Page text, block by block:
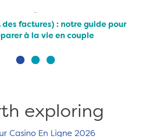
des factures) : notre guide pour
à la vie en couple
exploring
Casino En Ligne 2026